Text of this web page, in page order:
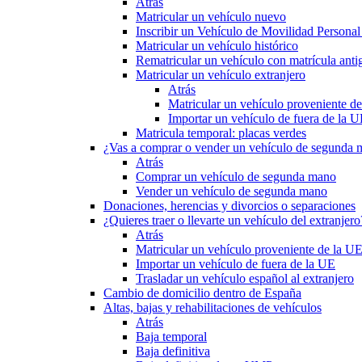
Matricular un vehículo nuevo
Inscribir un Vehículo de Movilidad
Matricular un vehículo histórico
Rematricular un vehículo con matrícula
Matricular un vehículo extranjero
Atrás
Matricular un vehículo proveniente
Importar un vehículo de fuera de la
Matricula temporal: placas verdes
¿Vas a comprar o vender un vehículo de segunda
Atrás
Comprar un vehículo de segunda mano
Vender un vehículo de segunda mano
Donaciones, herencias y divorcios o separaciones
¿Quieres traer o llevarte un vehículo del
Atrás
Matricular un vehículo proveniente de la UE
Importar un vehículo de fuera de la UE
Trasladar un vehículo español al extranjero
Cambio de domicilio dentro de España
Altas, bajas y rehabilitaciones de vehículos
Atrás
Baja temporal
Baja definitiva